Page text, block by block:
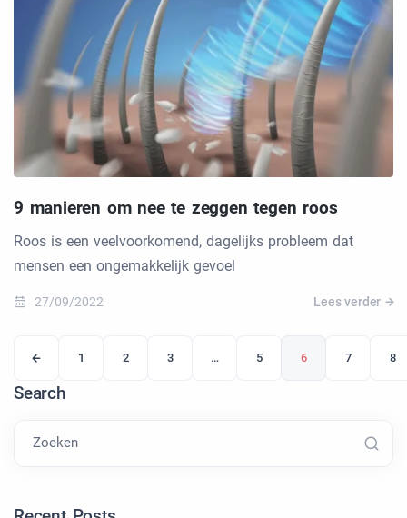
9 manieren om nee te zeggen tegen roos
Roos is een veelvoorkomend, dagelijks probleem dat
mensen een ongemakkelijk gevoel
27/09/2022 Lees verder
1 2 3 … 5 6 7 8
Search
Zoeken